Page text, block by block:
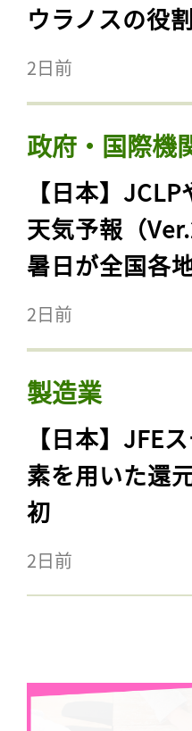
ウラノスの役
2日前
政府・国際機
【日本】
天気予報（
暑日が全国各
2日前
製造業
【日本】JFE
素を用いた還
初
2日前